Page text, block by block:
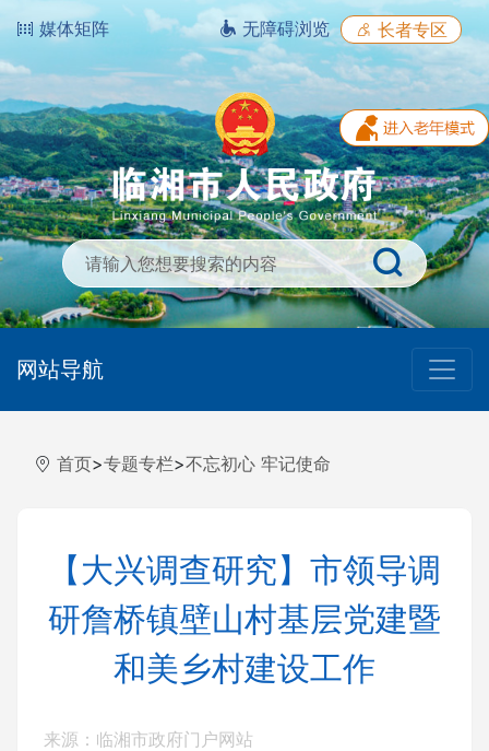
媒体矩阵 无障碍浏览 长者专区
网站导航
首页>专题专栏>不忘初心 牢记使命
【大兴调查研究】市领导调
研詹桥镇壁山村基层党建暨
和美乡村建设工作
来源：临湘市政府门户网站